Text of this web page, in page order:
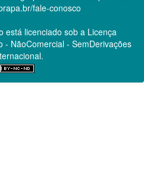
fale-conosco
está licenciado sob a Licença
- NãoComercial - SemDerivações